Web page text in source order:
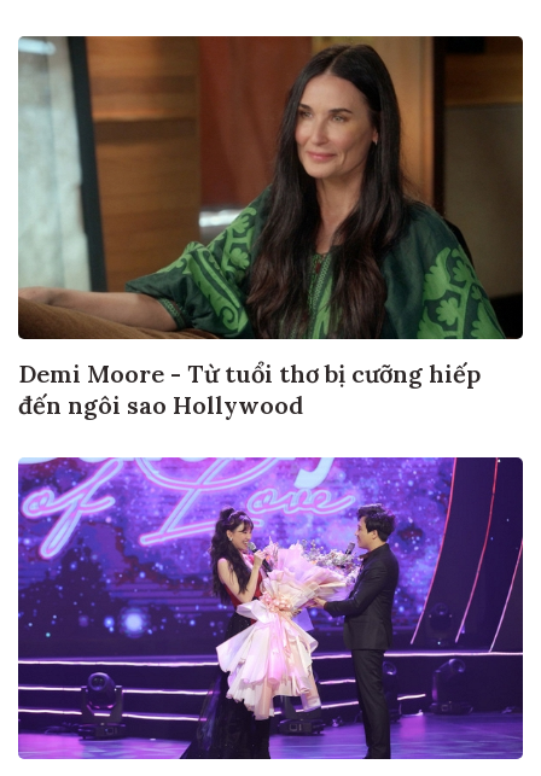
Demi Moore - Từ tuổi thơ bị cưỡng hiếp
đến ngôi sao Hollywood